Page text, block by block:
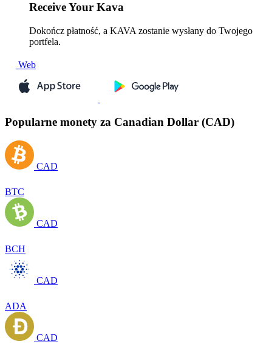
ReceiveYour Kava
Dokończ płatność, a KAVA zostanie wysłany do Twojego
portfela.
Web
Popularne monety za Canadian Dollar (CAD)
CAD
BTC
CAD
BCH
CAD
ADA
CAD